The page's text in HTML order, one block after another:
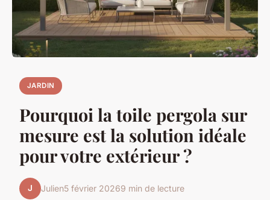
JARDIN
Pourquoi la toile pergola sur
mesure est la solution idéale
pour votre extérieur ?
J Julien5 février 20269 min de lecture